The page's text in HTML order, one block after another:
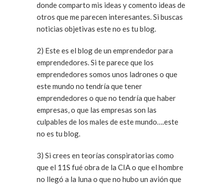
donde comparto mis ideas y comento ideas de
otros que me parecen interesantes. Si buscas
noticias objetivas este no es tu blog.
2) Este es el blog de un emprendedor para
emprendedores. Si te parece que los
emprendedores somos unos ladrones o que
este mundo no tendría que tener
emprendedores o que no tendría que haber
empresas, o que las empresas son las
culpables de los males de este mundo….este
no es tu blog.
3) Si crees en teorías conspiratorias como
que el 11S fué obra de la CIA o que el hombre
no llegó a la luna o que no hubo un avión que